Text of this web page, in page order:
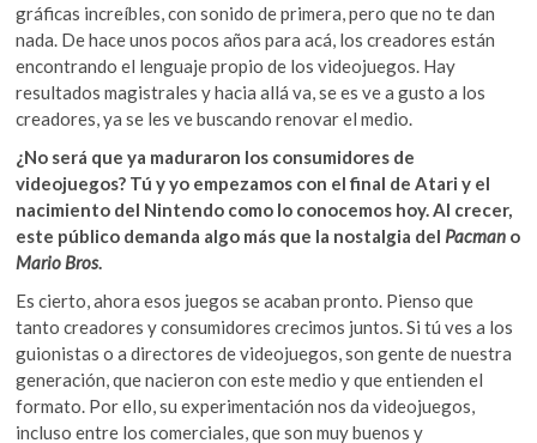
gráficas increíbles, con sonido de primera, pero que no te dan
nada. De hace unos pocos años para acá, los creadores están
encontrando el lenguaje propio de los videojuegos. Hay
resultados magistrales y hacia allá va, se es ve a gusto a los
creadores, ya se les ve buscando renovar el medio.
¿No será que ya maduraron los consumidores de
videojuegos? Tú y yo empezamos con el final de Atari y el
nacimiento del Nintendo como lo conocemos hoy. Al crecer,
este público demanda algo más que la nostalgia del Pacman o
Mario Bros.
Es cierto, ahora esos juegos se acaban pronto. Pienso que
tanto creadores y consumidores crecimos juntos. Si tú ves a los
guionistas o a directores de videojuegos, son gente de nuestra
generación, que nacieron con este medio y que entienden el
formato. Por ello, su experimentación nos da videojuegos,
incluso entre los comerciales, que son muy buenos y